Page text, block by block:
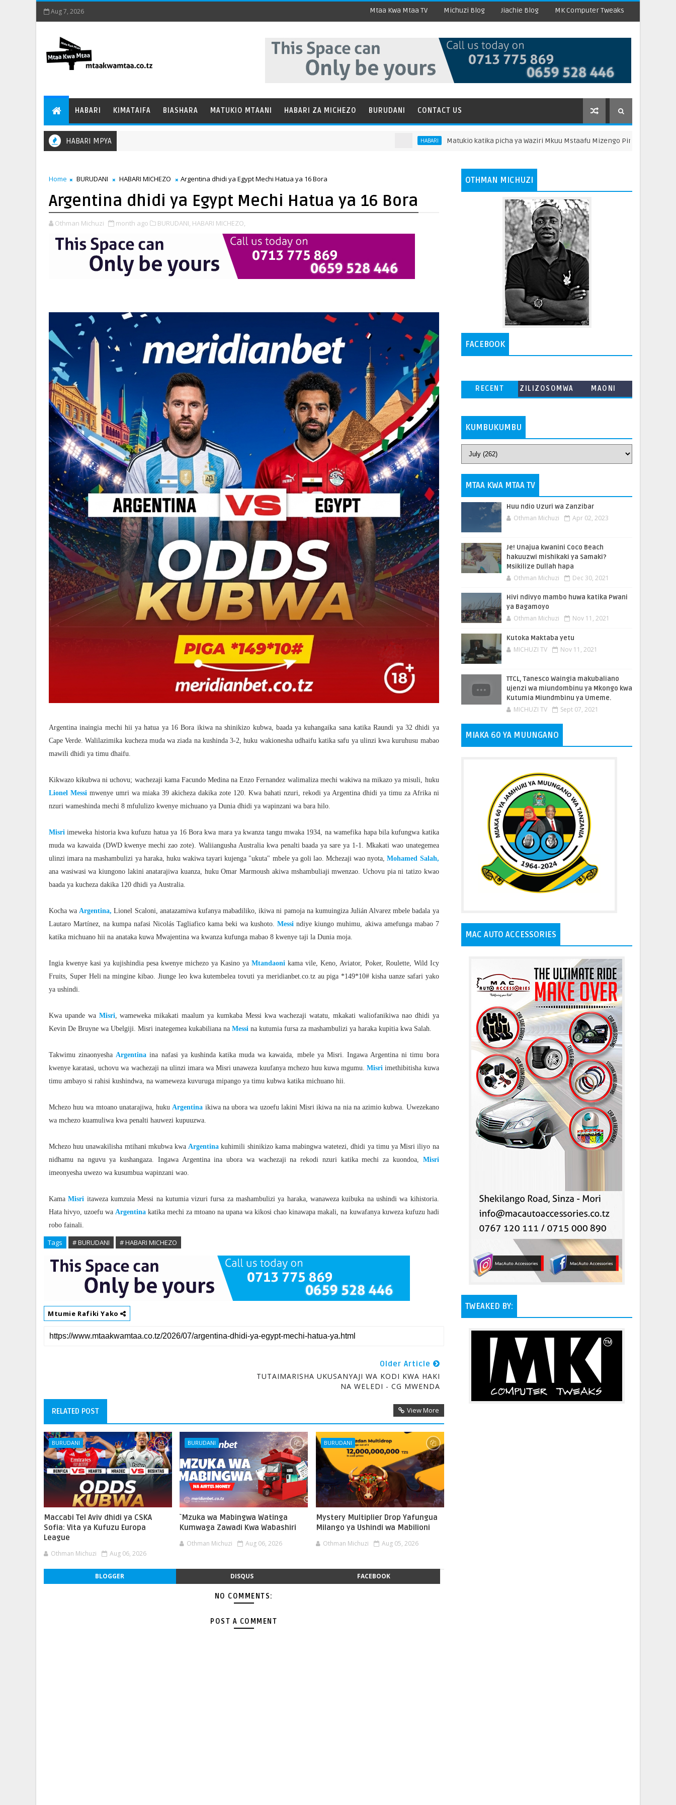
Aug 7, 2026 Mtaa Kwa Mtaa TV Michuzi Blog Jiachie Blog MK Computer Tweaks
HABARI KIMATAIFA BIASHARA MATUKIO MTAANI HABARI ZA MICHEZO BURUDANI CONTACT US
HABARI MPYA Matukio katika picha ya Waziri Mkuu Mstaafu Mizengo Pinda kwenye Banda la
Home BURUDANI HABARI MICHEZO Argentina dhidi ya Egypt Mechi Hatua ya 16 Bora
Argentina dhidi ya Egypt Mechi Hatua ya 16 Bora
Othman Michuzi month ago BURUDANI, HABARI MICHEZO,
Argentina inaingia mechi hii ya hatua ya 16 Bora ikiwa na shinikizo kubwa, baada ya kuhangaika sana katika Raundi ya 32 dhidi ya
Cape Verde. Walilazimika kucheza muda wa ziada na kushinda 3-2, huku wakionesha udhaifu katika safu ya ulinzi kwa kuruhusu mabao
mawili dhidi ya timu dhaifu.
Kikwazo kikubwa ni uchovu; wachezaji kama Facundo Medina na Enzo Fernandez walimaliza mechi wakiwa na mikazo ya misuli, huku
Lionel Messi mwenye umri wa miaka 39 akicheza dakika zote 120. Kwa bahati nzuri, rekodi ya Argentina dhidi ya timu za Afrika ni
nzuri wameshinda mechi 8 mfululizo kwenye michuano ya Dunia dhidi ya wapinzani wa bara hilo.
Misri imeweka historia kwa kufuzu hatua ya 16 Bora kwa mara ya kwanza tangu mwaka 1934, na wamefika hapa bila kufungwa katika
muda wa kawaida (DWD kwenye mechi zao zote). Waliiangusha Australia kwa penalti baada ya sare ya 1-1. Mkakati wao unategemea
ulinzi imara na mashambulizi ya haraka, huku wakiwa tayari kujenga "ukuta" mbele ya goli lao. Mchezaji wao nyota,Mohamed Salah,
ana wasiwasi wa kiungono lakini anatarajiwa kuanza, huku Omar Marmoush akiwa mshambuliaji mwenzao. Uchovu pia ni tatizo kwao
baada ya kucheza dakika 120 dhidi ya Australia.
Kocha wa Argentina, Lionel Scaloni, anatazamiwa kufanya mabadiliko, ikiwa ni pamoja na kumuingiza Julián Alvarez mbele badala ya
Lautaro Martínez, na kumpa nafasi Nicolás Tagliafico kama beki wa kushoto.Messi ndiye kiungo muhimu, akiwa amefunga mabao 7
katika michuano hii na anataka kuwa Mwajentina wa kwanza kufunga mabao 8 kwenye taji la Dunia moja.
Ingia kwenye kasi ya kujishindia pesa kwenye michezo ya Kasino yaMtandaoni kama vile, Keno, Aviator, Poker, Roulette, Wild Icy
Fruits, Super Heli na mingine kibao. Jiunge leo kwa kutembelea tovuti ya meridianbet.co.tz au piga *149*10# kisha uanze safari yako
ya ushindi.
Kwa upande wa Misri , wameweka mikakati maalum ya kumkaba Messi kwa wachezaji watatu, mkakati waliofanikiwa nao dhidi ya
Kevin De Bruyne wa Ubelgiji. Misri inategemea kukabiliana na Messi na kutumia fursa za mashambulizi ya haraka kupitia kwa Salah.
Takwimu zinaonyesha Argentina ina nafasi ya kushinda katika muda wa kawaida, mbele ya Misri. Ingawa Argentina ni timu bora
kwenye karatasi, uchovu wa wachezaji na ulinzi imara wa Misri unaweza kuufanya mchezo huu kuwa mgumu.Misri imethibitisha kuwa
timu ambayo si rahisi kushindwa, na wameweza kuvuruga mipango ya timu kubwa katika michuano hii.
Mchezo huu wa mtoano unatarajiwa, huku Argentina ikiwa na ubora wa uzoefu lakini Misri ikiwa na nia na azimio kubwa. Uwezekano
wa mchezo kuamuliwa kwa penalti hauwezi kupuuzwa.
Mchezo huu unawakilisha mtihani mkubwa kwa Argentina kuhimili shinikizo kama mabingwa watetezi, dhidi ya timu ya Misri iliyo na
nidhamu na nguvu ya kushangaza. Ingawa Argentina ina ubora wa wachezaji na rekodi nzuri katika mechi za kuondoa, Misri
imeonyesha uwezo wa kusumbua wapinzani wao.
KamaMisri itaweza kumzuia Messi na kutumia vizuri fursa za mashambulizi ya haraka, wanaweza kuibuka na ushindi wa kihistoria.
Hata hivyo, uzoefu wa Argentina katika mechi za mtoano na upana wa kikosi chao kinawapa makali, na kuwafanya kuweza kufuzu hadi
robo fainali.
Tags # BURUDANI # HABARI MICHEZO
Mtumie Rafiki Yako
Older Article
TUTAIMARISHA UKUSANYAJI WA KODI KWA HAKI
NA WELEDI - CG MWENDA
RELATED POST View More
BURUDANI
Maccabi Tel Aviv dhidi ya CSKA
Sofia: Vita ya Kufuzu Europa
League
Othman Michuzi Aug 06, 2026
BURUDANI
`Mzuka wa Mabingwa Watinga
Kumwaga Zawadi Kwa Wabashiri
Othman Michuzi Aug 06, 2026
BURUDANI
Mystery Multiplier Drop Yafungua
Milango ya Ushindi wa Mabilioni
Othman Michuzi Aug 05, 2026
BLOGGER DISQUS FACEBOOK
NO COMMENTS:
POST A COMMENT
OTHMAN MICHUZI
FACEBOOK
RECENT
ZILIZOSOMWA
MAONI
KUMBUKUMBU
MTAA KWA MTAA TV
Huu ndio Uzuri wa Zanzibar
Othman Michuzi Apr 02, 2023
Je! Unajua kwanini Coco Beach
hakuuzwi mishikaki ya Samaki?
Msikilize Dullah hapa
Othman Michuzi Dec 30, 2021
Hivi ndivyo mambo huwa katika Pwani
ya Bagamoyo
Othman Michuzi Nov 11, 2021
Kutoka Maktaba yetu
MICHUZI TV Nov 11, 2021
TTCL, Tanesco Waingia makubaliano
ujenzi wa miundombinu ya Mkongo kwa
Kutumia Miundmbinu ya Umeme.
MICHUZI TV Sept 07, 2021
MIAKA 60 YA MUUNGANO
MAC AUTO ACCESSORIES
TWEAKED BY: